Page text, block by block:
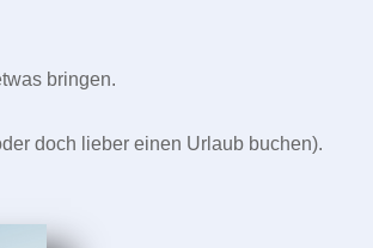
bringen.
doch lieber einen Urlaub buchen).